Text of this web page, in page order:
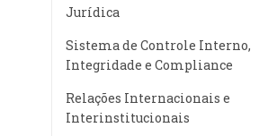
Jurídica
Sistema de Controle Interno,
Integridade e Compliance
Relações Internacionais e
Interinstitucionais